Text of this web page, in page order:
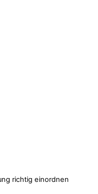
richtig einordnen